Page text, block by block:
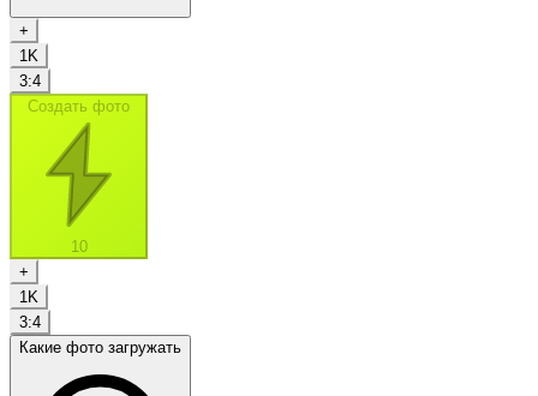
+
1K
3:4
Создать фото
10
+
1K
3:4
Какие фото загружать